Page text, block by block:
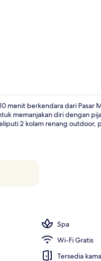
menit berkendara dari Pasar
memanjakan diri dengan
2 kolam renang outdoor,
Spa
Wi-Fi Gratis
Tersedia